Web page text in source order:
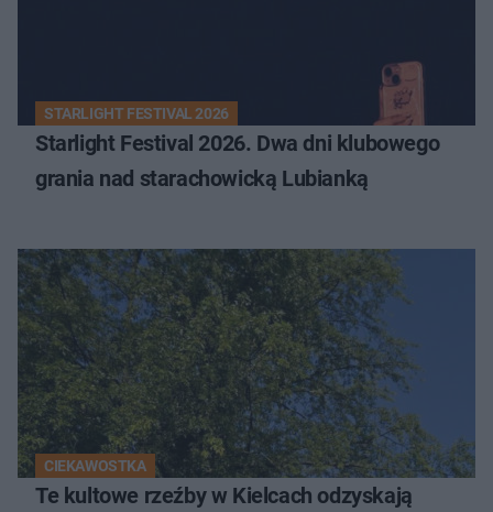
STARLIGHT FESTIVAL 2026
Starlight Festival 2026. Dwa dni klubowego
grania nad starachowicką Lubianką
CIEKAWOSTKA
Te kultowe rzeźby w Kielcach odzyskają